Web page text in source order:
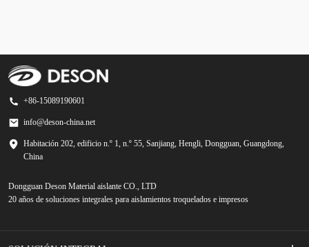
+86-15089190601
info@deson-china.net
Habitación 202, edificio n.º 1, n.º 55, Sanjiang, Hengli, Dongguan, Guangdong,
China
Dongguan Deson Material aislante CO., LTD
20 años de soluciones integrales para aislamientos troquelados e impresos